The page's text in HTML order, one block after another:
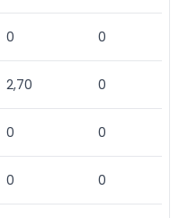
0 0
2,70 0
0 0
0 0